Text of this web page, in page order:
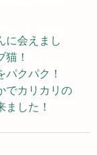
に会えまし
！
クパク！
でカリカリの
した！